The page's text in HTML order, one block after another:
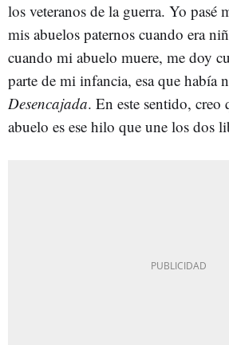
los veteranos de la guerra. Yo pasé
mis abuelos paternos cuando era
cuando mi abuelo muere, me doy
parte de mi infancia, esa que había
Desencajada. En este sentido,
abuelo es ese hilo que une los dos